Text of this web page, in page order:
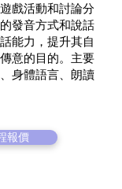
戲活動和討論分
發音方式和說話
能力，提升其自
意的目的。主要
身體語言、朗讀
報價